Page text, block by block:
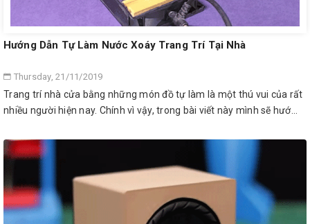
Hướng Dẫn Tự Làm Nước Xoáy Trang Trí Tại Nhà
Thursday, 21/11/2019
Trang trí nhà cửa bằng những món đồ tự làm là một thú vui của rất
nhiều người hiện nay. Chính vì vậy, trong bài viết này mình sẽ hướ...